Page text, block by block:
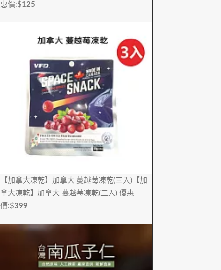
惠價:$125
【加拿大凍乾】加拿大 蔓越莓凍乾(三入) 【加
拿大凍乾】加拿大 蔓越莓凍乾(三入) 優惠
價:$399